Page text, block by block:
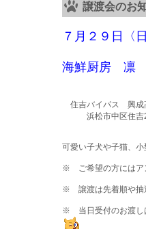
譲渡会のお
７月２９日〈
海鮮厨房 凛
住吉バイパス 興
浜松市中区住吉2
可愛い子犬や子猫、
※ ご希望の方にはア
※ 譲渡は先着順や抽
※ 当日受付のお渡し